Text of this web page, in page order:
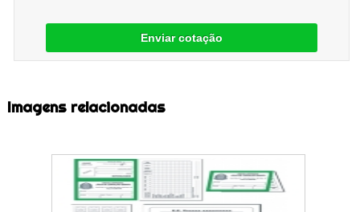
Enviar cotação
Imagens relacionadas